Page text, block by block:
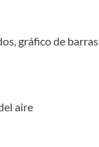
gráfico de barras
aire